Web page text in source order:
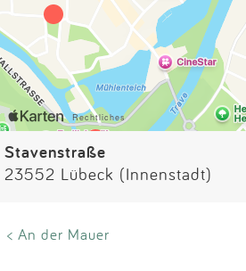
Kontakt
Impressum
Stavenstraße
23552 Lübeck (Innenstadt)
< An der Mauer